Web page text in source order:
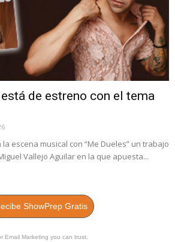
de estreno con el tema
escena musical con “Me Dueles” un trabajo
Vallejo Aguilar en la que apuesta...
ShowPrep Gratis
Email Marketing you can trust.